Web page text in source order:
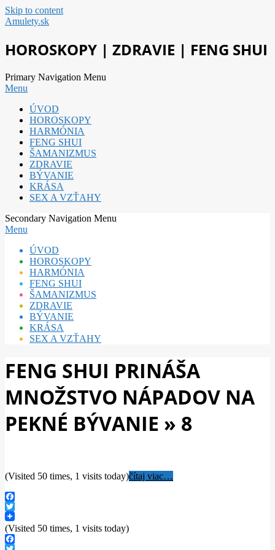
Skip to content
Amulety.sk
HOROSKOPY | ZDRAVIE | FENG SHUI
Primary Navigation Menu
Menu
ÚVOD
HOROSKOPY
HARMÓNIA
FENG SHUI
ŠAMANIZMUS
ZDRAVIE
BÝVANIE
KRÁSA
SEX A VZŤAHY
Secondary Navigation Menu
Menu
ÚVOD
HOROSKOPY
HARMÓNIA
FENG SHUI
ŠAMANIZMUS
ZDRAVIE
BÝVANIE
KRÁSA
SEX A VZŤAHY
FENG SHUI PRINÁŠA
MNOŽSTVO NÁPADOV NA
PEKNÉ BÝVANIE » 8
(Visited 50 times, 1 visits today)čítaj viac…
Facebook
Twitter
(Visited 50 times, 1 visits today)